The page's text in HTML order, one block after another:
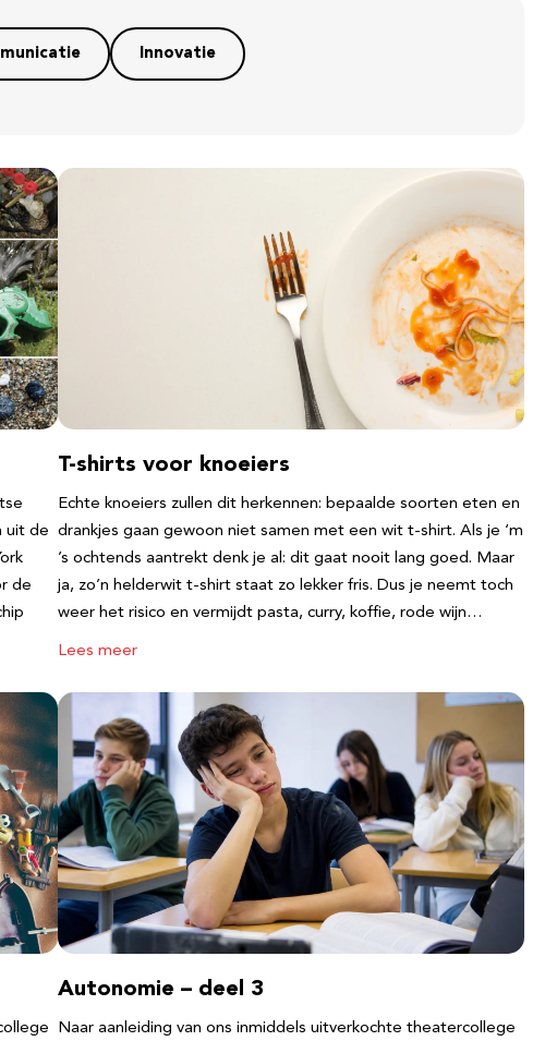
Innovatie
uit de
de
T-shirts voor knoeiers
Echte knoeiers zullen dit herkennen: bepaalde soorten eten en
drankjes gaan gewoon niet samen met een wit t-shirt. Als je ‘m
’s ochtends aantrekt denk je al: dit gaat nooit lang goed. Maar
ja, zo’n helderwit t-shirt staat zo lekker fris. Dus je neemt toch
weer het risico en vermijdt pasta, curry, koffie, rode wijn…
Lees meer
Autonomie – deel 3
Naar aanleiding van ons inmiddels uitverkochte theatercollege